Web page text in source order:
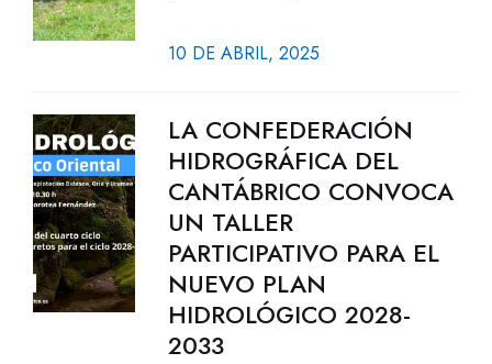
10 DE ABRIL, 2025
LA CONFEDERACIÓN
HIDROGRÁFICA DEL
CANTÁBRICO CONVOCA
UN TALLER
PARTICIPATIVO PARA EL
NUEVO PLAN
HIDROLÓGICO 2028-
2033